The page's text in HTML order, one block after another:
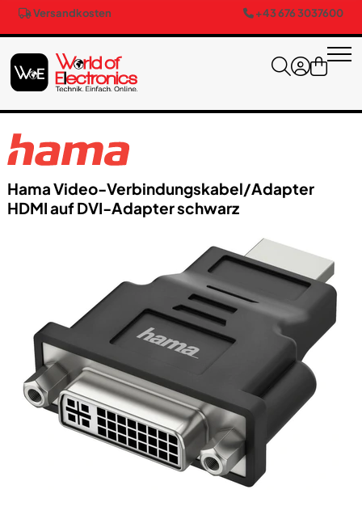
Versandkosten +43 676 3037600
Hama Video-Verbindungskabel/​Adapter
HDMI auf DVI-Adapter schwarz